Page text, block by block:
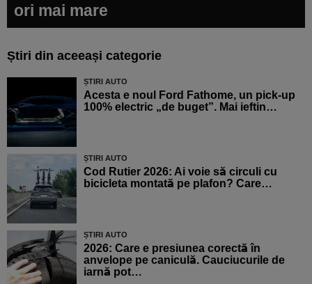
ori mai mare
Știri din aceeași categorie
ȘTIRI AUTO
Acesta e noul Ford Fathome, un pick-up
100% electric „de buget”. Mai ieftin…
ȘTIRI AUTO
Cod Rutier 2026: Ai voie să circuli cu
bicicleta montată pe plafon? Care…
ȘTIRI AUTO
2026: Care e presiunea corectă în
anvelope pe caniculă. Cauciucurile de
iarnă pot…